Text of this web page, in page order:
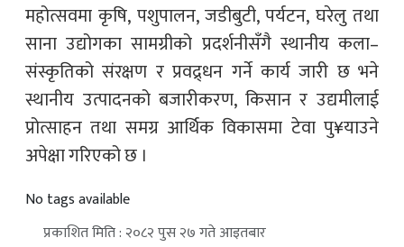
महोत्सवमा कृषि, पशुपालन, जडीबुटी, पर्यटन, घरेलु तथा
साना उद्योगका सामग्रीको प्रदर्शनीसँगै स्थानीय कला–
संस्कृतिको संरक्षण र प्रवद्र्धन गर्ने कार्य जारी छ भने
स्थानीय उत्पादनको बजारीकरण, किसान र उद्यमीलाई
प्रोत्साहन तथा समग्र आर्थिक विकासमा टेवा पु¥याउने
अपेक्षा गरिएको छ ।
No tags available
प्रकाशित मिति : २०८२ पुस २७ गते आइतबार